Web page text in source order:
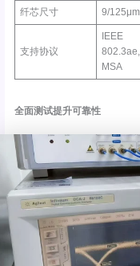
纤芯尺寸 9/125μm
支持协议
IEEE
MSA
全面测试提升可靠性